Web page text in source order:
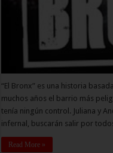
“El Bronx” es una historia
muchos años el barrio más
tenía ningún control. Juliana y
infernal, buscarán salir por
Read More »